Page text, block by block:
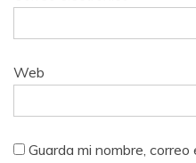
Web
Guarda mi nombre,